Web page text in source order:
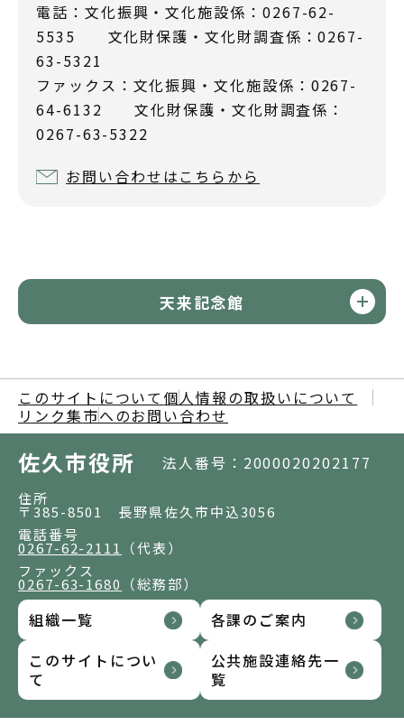
電話：文化振興・文化施設係：0267-62-
5535 文化財保護・文化財調査係：0267-
63-5321
ファックス：文化振興・文化施設係：0267-
64-6132 文化財保護・文化財調査係：
0267-63-5322
お問い合わせはこちらから
天来記念館
このサイトについて 個人情報の取扱いについて
リンク集市へのお問い合わせ
佐久市役所 法人番号：2000020202177
住所
〒385-8501 長野県佐久市中込3056
電話番号
0267-62-2111
（代表）
ファックス
0267-63-1680 （総務部）
組織一覧
各課のご案内
このサイトについ
て
公共施設連絡先一
覧